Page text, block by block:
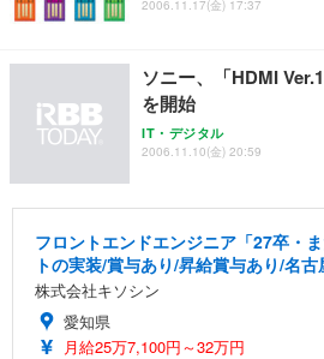
ス圧無段階昇降 360度回
グモニター QD 24.5イン
ュラー 200枚入【
2006.11.17(金) 17:37
ソニー、「HDMI
を開始
IT・デジタル
2006.11.10(金) 20:59
フロントエンドエンジニア「27卒・
トの実装/賞与あり/昇給賞与あり/名
株式会社キソシン
愛知県
月給25万7,100円～32万円